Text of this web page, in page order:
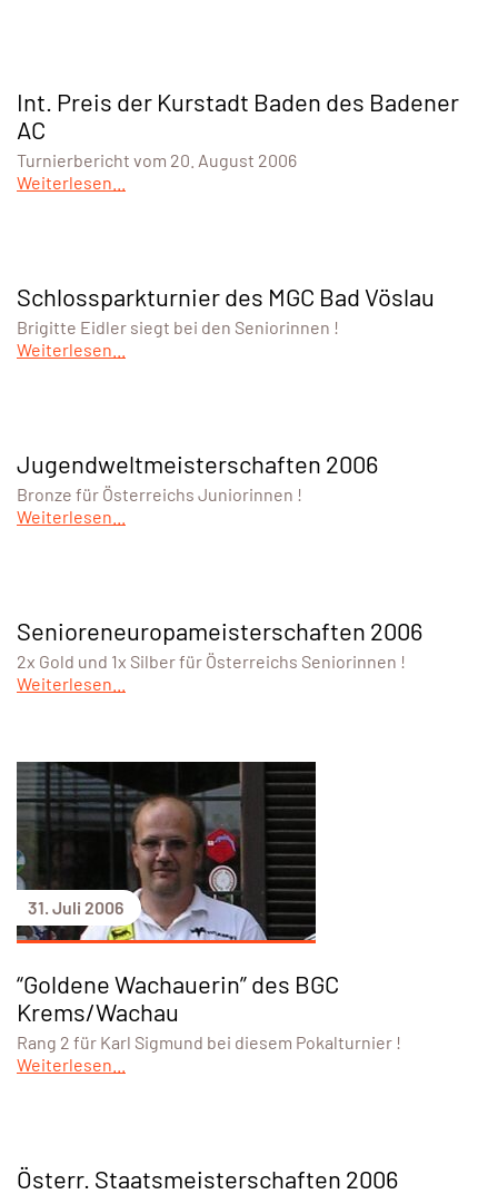
Int. Preis der Kurstadt Baden des Badener
AC
Turnierbericht vom 20. August 2006
Weiterlesen...
Schlossparkturnier des MGC Bad Vöslau
Brigitte Eidler siegt bei den Seniorinnen !
Weiterlesen...
Jugendweltmeisterschaften 2006
Bronze für Österreichs Juniorinnen !
Weiterlesen...
Senioreneuropameisterschaften 2006
2x Gold und 1x Silber für Österreichs Seniorinnen !
Weiterlesen...
31. Juli 2006
“Goldene Wachauerin” des BGC
Krems/Wachau
Rang 2 für Karl Sigmund bei diesem Pokalturnier !
Weiterlesen...
Österr. Staatsmeisterschaften 2006